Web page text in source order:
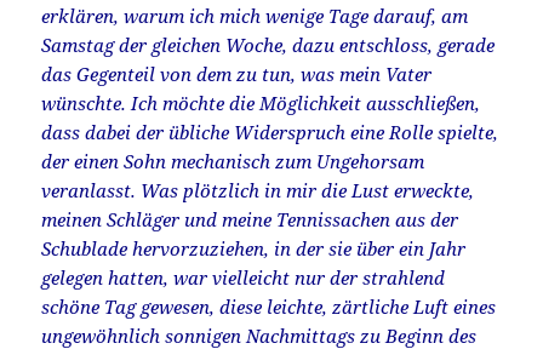
erklären, warum ich mich wenige Tage darauf, am
Samstag der gleichen Woche, dazu entschloss, gerade
das Gegenteil von dem zu tun, was mein Vater
wünschte. Ich möchte die Möglichkeit ausschließen,
dass dabei der übliche Widerspruch eine Rolle spielte,
der einen Sohn mechanisch zum Ungehorsam
veranlasst. Was plötzlich in mir die Lust erweckte,
meinen Schläger und meine Tennissachen aus der
Schublade hervorzuziehen, in der sie über ein Jahr
gelegen hatten, war vielleicht nur der strahlend
schöne Tag gewesen, diese leichte, zärtliche Luft eines
ungewöhnlich sonnigen Nachmittags zu Beginn des